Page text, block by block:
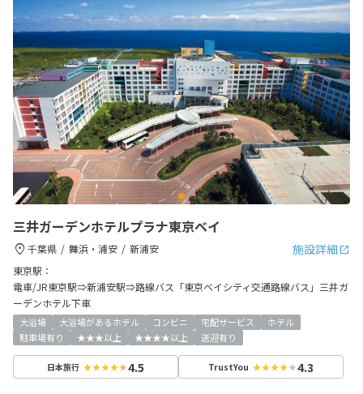
三井ガーデンホテルプラナ東京ベイ
施設詳細
千葉県 舞浜・浦安
新浦安
東京駅：
電車/JR東京駅⇒新浦安駅⇒路線バス「東京ベイシティ交通路線バス」三井ガ
ーデンホテル下車
大浴場 大浴場があるホテル コンビニ 宅配サービス
ホテル
駐車場有り
★★★以上 ★★★★以上 送迎有り
日本旅行 4.5 TrustYou 4.3